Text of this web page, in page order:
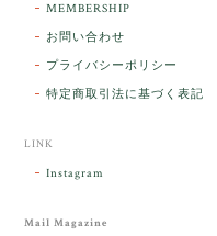
た人に幸せが訪れる」
パサラン。とっても素
憶違いもありましたが
した。
をあたたかく
MEMBERSHIP
お問い合わせ
プライバシーポリシー
特定商取引法に基づく表記
LINK
Instagram
Mail Magazine